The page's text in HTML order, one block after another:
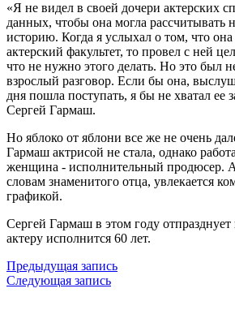
«Я не видел в своей дочери актерских
данных, чтобы она могла рассчитывать
историю. Когда я услыхал о том, что она
актерский факультет, то провел с ней
что не нужно этого делать. Но это был
взрослый разговор. Если бы она,
дня пошла поступать, я бы не хватал ее
Сергей Гармаш.
Но яблоко от яблони все же не очень
Гармаш актрисой не стала, однако
женщина - исполнительный продюсер.
словам знаменитого отца, увлекается
графикой.
Сергей Гармаш в этом году
актеру исполнится 60 лет.
Предыдущая запись
Следующая запись